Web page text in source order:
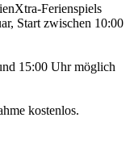
Ferienspiels
Start zwischen 10:00
15:00 Uhr möglich
kostenlos.